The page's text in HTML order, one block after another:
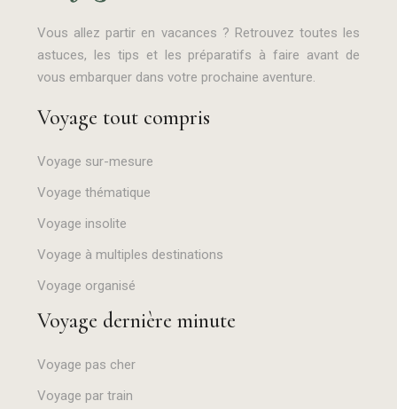
Vous allez partir en vacances ? Retrouvez toutes les
astuces, les tips et les préparatifs à faire avant de
vous embarquer dans votre prochaine aventure.
Voyage tout compris
Voyage sur-mesure
Voyage thématique
Voyage insolite
Voyage à multiples destinations
Voyage organisé
Voyage dernière minute
Voyage pas cher
Voyage par train